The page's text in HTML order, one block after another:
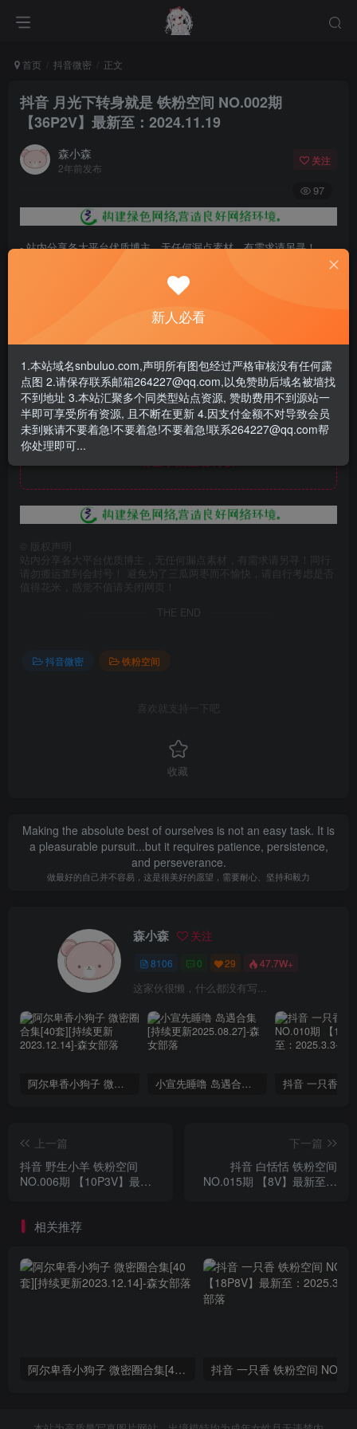
首页 抖音微密 正文
抖音 月光下转身就是 铁粉空间 NO.002期
【36P2V】最新至：2024.11.19
森小森
2年前发布
关注
97
- 站内分享各大平台优质博主，无任何漏点素材，有需求请另寻！
- 百度网盘提示提取码错误，请更换浏览器重试，这是百度网盘版本问
- 遇见解压密码不对、无法解压，请查看《解压教程》
- 资源失效/充值未到账/账号解禁...等问题请《提交工单》
此处内容已隐藏，赞助会员可见
版权声明
站内分享各大平台优质博主，无任何漏点素材，有需求请另寻！同行
请勿搬运查到会封号！ 避免为了三瓜两枣而不愉快，请自行考虑是否
值得花米，感觉不值请关闭网页！
THE END
抖音微密 铁粉空间
喜欢就支持一下吧
收藏
Making the absolute best of ourselves is not an easy task. It is
a pleasurable pursuit...but it requires patience, persistence,
and perseverance.
做最好的自己并不容易，这是很美好的愿望，需要耐心、坚持和毅力
森小森 关注
8106 0 29 47.7W+
这家伙很懒，什么都没有写...
阿尔卑香小狗子 微密圈合集[40套][持续更新2023.12.14] 小宣先睡噜 岛遇合集[持续更新2025.08.27]
上一篇
抖音 野生小羊 铁粉空间
NO.006期 【10P3V】最新
下一篇
抖音 白恬恬 铁粉空间
NO.015期 【8V】最新至：
相关推荐
阿尔卑香小狗子 微密圈合集[40套][持续更新2023.12.14]
新人必看
1.本站域名snbuluo.com,声明所有图包经过严格审核没有任何露
点图 2.请保存联系邮箱264227@qq.com,以免赞助后域名被墙找
不到地址 3.本站汇聚多个同类型站点资源, 赞助费用不到源站一
半即可享受所有资源, 且不断在更新 4.因支付金额不对导致会员
未到账请不要着急!不要着急!不要着急!联系264227@qq.com帮
你处理即可...